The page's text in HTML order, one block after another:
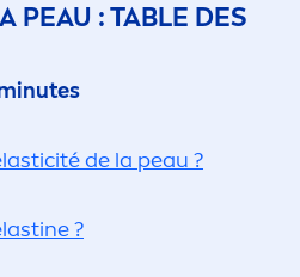
PEAU : TABLE DES
de la peau ?
?